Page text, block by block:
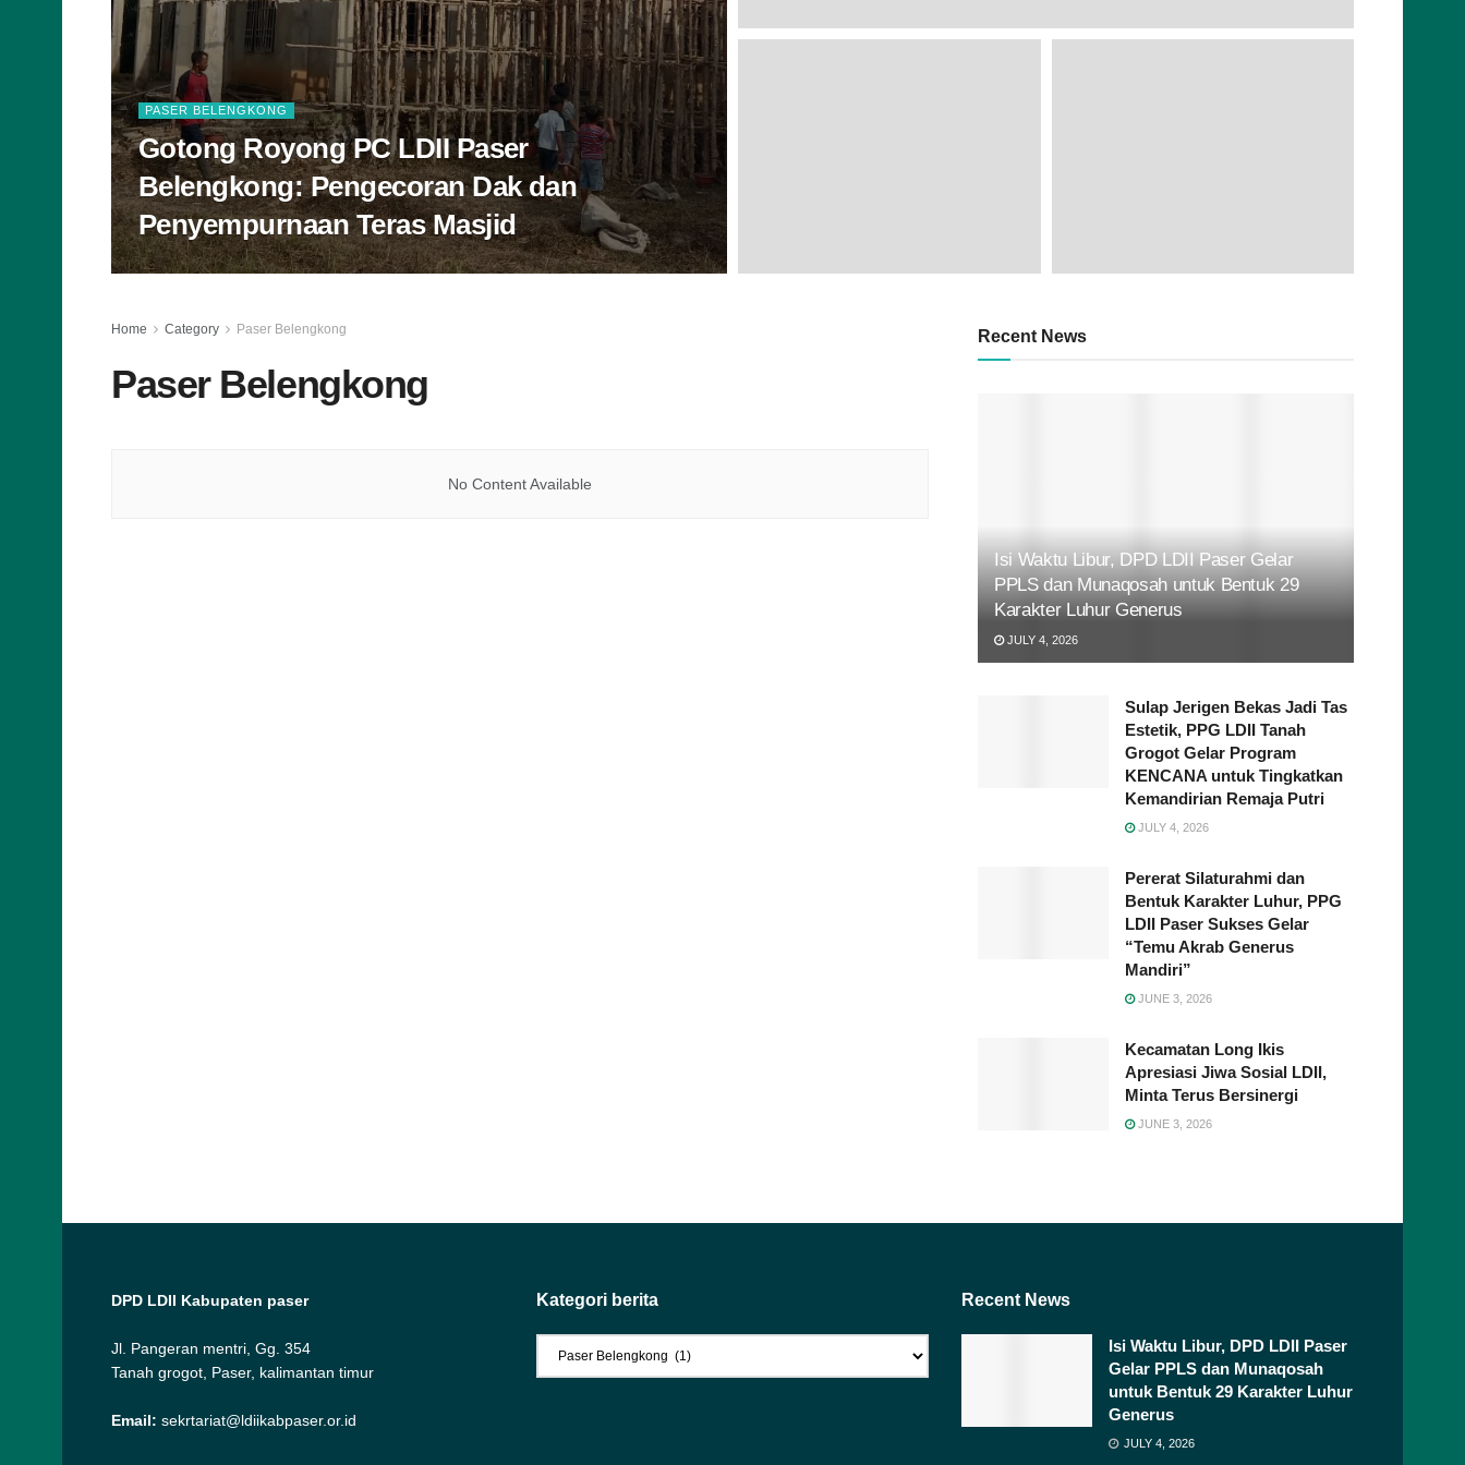
PASER BELENGKONG
Gotong Royong PC LDII Paser
Belengkong: Pengecoran Dak dan
Penyempurnaan Teras Masjid
Home Category Paser Belengkong
Paser Belengkong
No Content Available
Recent News
Isi Waktu Libur, DPD LDII Paser Gelar
PPLS dan Munaqosah untuk Bentuk 29
Karakter Luhur Generus
JULY 4, 2026
Sulap Jerigen Bekas Jadi Tas
Estetik, PPG LDII Tanah
Grogot Gelar Program
KENCANA untuk Tingkatkan
Kemandirian Remaja Putri
JULY 4, 2026
Pererat Silaturahmi dan
Bentuk Karakter Luhur, PPG
LDII Paser Sukses Gelar
“Temu Akrab Generus
Mandiri”
JUNE 3, 2026
Kecamatan Long Ikis
Apresiasi Jiwa Sosial LDII,
Minta Terus Bersinergi
JUNE 3, 2026
DPD LDII Kabupaten paser
Jl. Pangeran mentri, Gg. 354
Tanah grogot, Paser, kalimantan timur
Email: sekrtariat@ldiikabpaser.or.id
Kategori berita Recent News
Isi Waktu Libur, DPD LDII Paser
Gelar PPLS dan Munaqosah
untuk Bentuk 29 Karakter Luhur
Generus
JULY 4, 2026